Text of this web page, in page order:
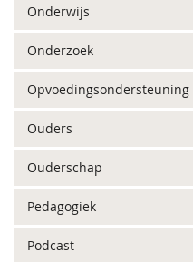
Onderwijs
Onderzoek
Opvoedingsondersteuning
Ouders
Ouderschap
Pedagogiek
Podcast